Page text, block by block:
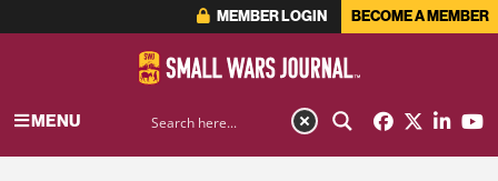
MEMBER LOGIN BECOME A MEMBER
MENU